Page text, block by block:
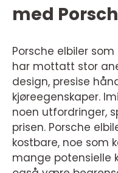
med
Porsche elbiler
har mottatt stor
design, presise
kjøreegenskaper.
noen utfordringer,
prisen. Porsche
kostbare, noe som
mange potensielle